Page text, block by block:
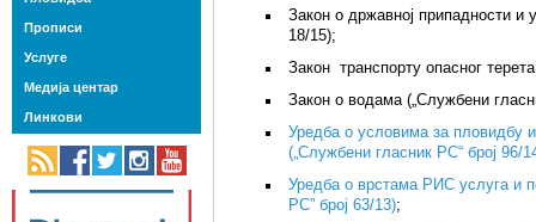
Закон о државној припадности и
18/15);
Закон транспорту опасног
Закон о водама („Службени
Уредба о условима за пловидбу
(„Службени гласник РС“ број 96/
Уредба о врстама РИС услуга и
РС” број 63/13);
Прописи
Услуге
Медија центар
Линкови